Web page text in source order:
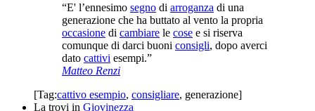
“E' l’ennesimo segno di arroganza di una
generazione che ha buttato al vento la propria
occasione di cambiare le cose e si riserva
comunque di darci buoni consigli, dopo averci
dato cattivi esempi.”
Matteo Renzi
[Tag:cattivo esempio, consigliare, generazione]
La trovi in Giovinezza